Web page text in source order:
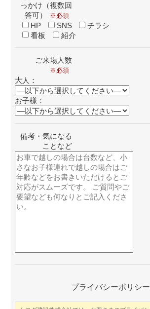
っかけ（複数回
答可）
HP
SNS
チラシ
看板
紹介
ご来場人数
大人：
お子様：
備考・気になる
ことなど
プライバシーポリシー